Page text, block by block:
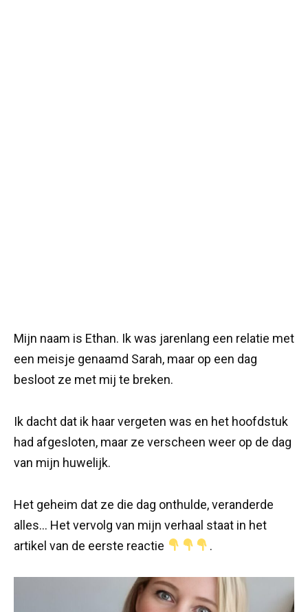
Mijn naam is Ethan. Ik was jarenlang een relatie met
een meisje genaamd Sarah, maar op een dag
besloot ze met mij te breken.
Ik dacht dat ik haar vergeten was en het hoofdstuk
had afgesloten, maar ze verscheen weer op de dag
van mijn huwelijk.
Het geheim dat ze die dag onthulde, veranderde
alles… Het vervolg van mijn verhaal staat in het
artikel van de eerste reactie
.